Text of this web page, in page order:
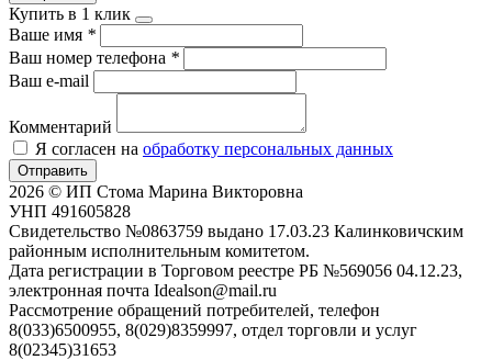
Купить в 1 клик
Ваше имя *
Ваш номер телефона *
Ваш e-mail
Комментарий
Я согласен на обработку персональных данных
Отправить
2026 © ИП Стома Марина Викторовна
УНП 491605828
Свидетельство №0863759 выдано 17.03.23 Калинковичским
районным исполнительным комитетом.
Дата регистрации в Торговом реестре РБ №569056 04.12.23,
электронная почта Idealson@mail.ru
Рассмотрение обращений потребителей, телефон
8(033)6500955, 8(029)8359997, отдел торговли и услуг
8(02345)31653